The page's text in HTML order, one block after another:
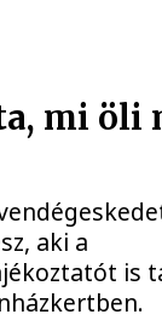
mi öli
aki a
is